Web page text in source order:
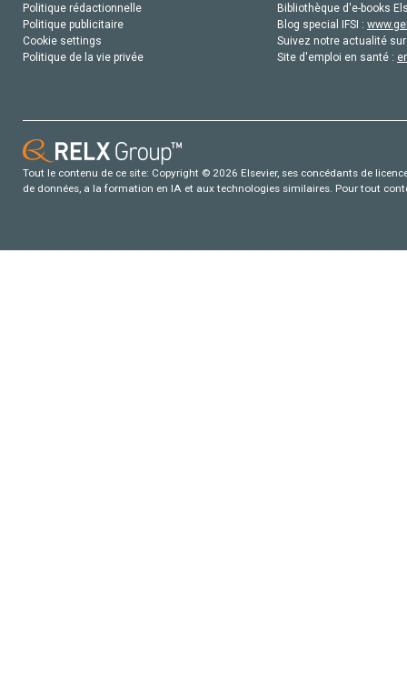
Politique rédactionnelle
Politique publicitaire
Cookie settings
Politique de la vie privée
Bibliothèque d'e-books
Blog special IFSI :
Suivez notre actualité
Site d'emploi en santé :
Tout le contenu de ce site: Copyright © 2026 Elsevier, ses concédants de
de données, a la formation en IA et aux technologies similaires. Pour tout